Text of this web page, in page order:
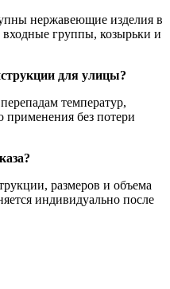
нержавеющие изделия в
группы, козырьки и
для улицы?
температур,
применения без потери
размеров и объема
индивидуально после